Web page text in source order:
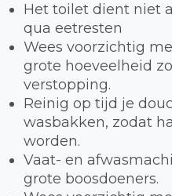
Het toilet dient niet
qua eetresten
Wees voorzichtig
grote hoeveelheid
verstopping.
Reinig op tijd je
wasbakken, zodat
worden.
Vaat- en
grote boosdoeners.